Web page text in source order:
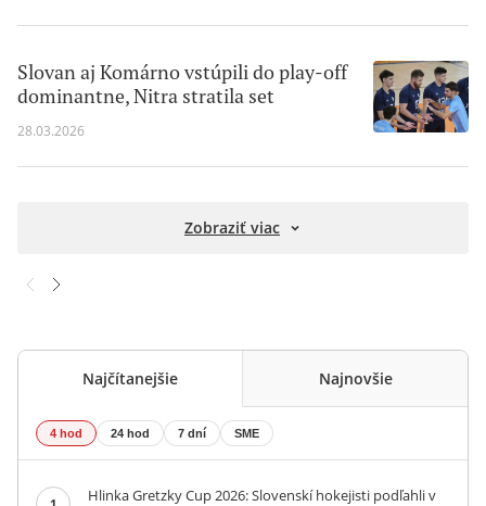
Slovan aj Komárno vstúpili do play-off
dominantne, Nitra stratila set
28.03.2026
Zobraziť viac
Najčítanejšie Najnovšie
4 hod 24 hod 7 dní SME
Hlinka Gretzky Cup 2026: Slovenskí hokejisti podľahli v